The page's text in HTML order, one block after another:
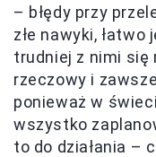
– błędy przy
złe nawyki,
trudniej z nimi się
rzeczowy i
ponieważ w
wszystko
to do działania –